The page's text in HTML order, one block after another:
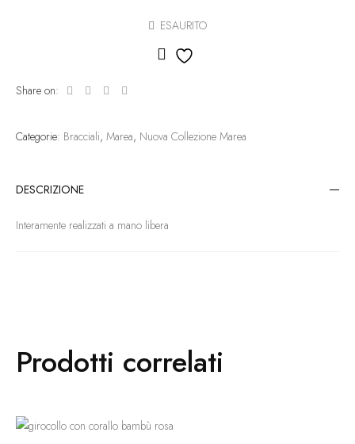
ESAURITO
Share on:
Categorie: Bracciali, Marea, Nuova Collezione Marea
DESCRIZIONE
Interamente realizzati a mano libera
Prodotti correlati